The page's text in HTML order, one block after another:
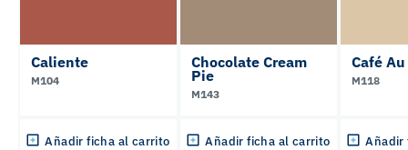
Caliente
M104
Añadir ficha al carrito
Chocolate Cream
Pie
M143
Añadir ficha al carrito
Café
M118
Añadir